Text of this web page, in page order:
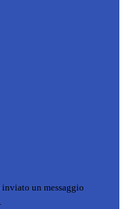
inviato un messaggio